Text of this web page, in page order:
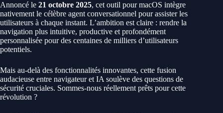
Annoncé le 21 octobre 2025, cet outil pour macOS intègre
nativement le célèbre agent conversationnel pour assister les
utilisateurs à chaque instant. L’ambition est claire : rendre la
navigation plus intuitive, productive et profondément
personnalisée pour des centaines de milliers d’utilisateurs
potentiels.
Mais au-delà des fonctionnalités innovantes, cette fusion
audacieuse entre navigateur et IA soulève des questions de
sécurité cruciales. Sommes-nous réellement prêts pour cette
révolution ?